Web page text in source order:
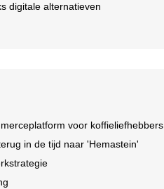
digitale alternatieven
voor koffieliefhebbers
in de tijd naar 'Hemastein'